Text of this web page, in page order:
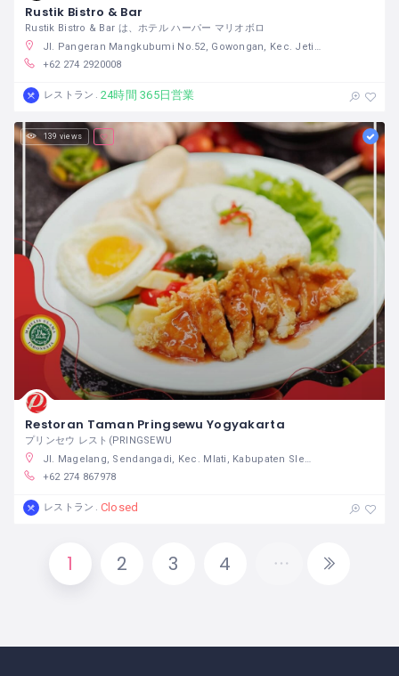
Rustik Bistro & Bar
Rustik Bistro & Bar は、ホテル ハーパー マリオボロ
Jl. Pangeran Mangkubumi No.52, Gowongan, Kec. Jetis, Kota Yogyakarta, Daerah Istimewa Yogyakarta 55233
+62 274 2920008
レストラン 24時間 365日営業
139 views
Restoran Taman Pringsewu Yogyakarta
プリンセウ レスト(PRINGSEWU
Jl. Magelang, Sendangadi, Kec. Mlati, Kabupaten Sleman, Daerah Istimewa Yogyakarta
+62 274 867978
レストラン Closed
1 2 3 4